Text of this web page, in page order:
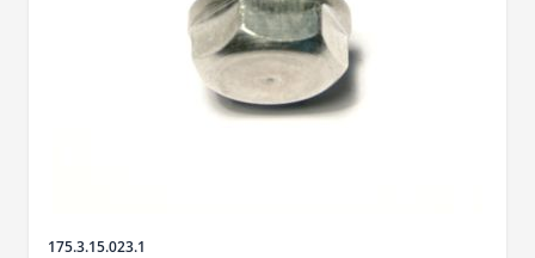
Artikelnr.
175.3.15.023.1